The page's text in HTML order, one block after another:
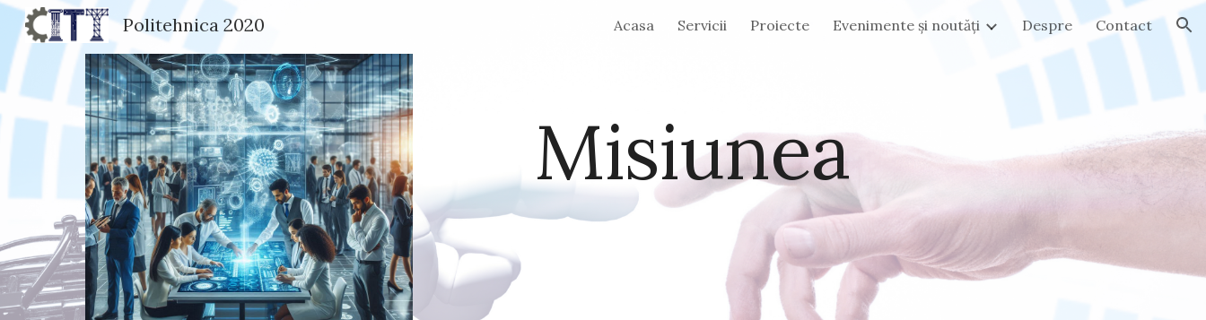
Skip to navigation
Politehnica 2020 Acasa Servicii Proiecte Evenimente și noutăți Despre Contact
Misiunea